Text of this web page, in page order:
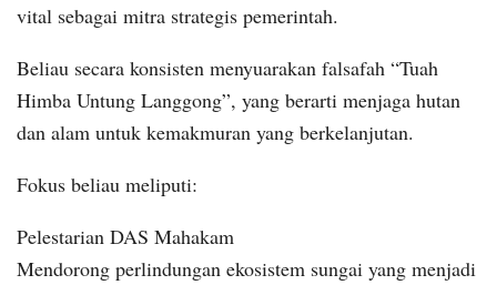
vital sebagai mitra strategis pemerintah.
Beliau secara konsisten menyuarakan falsafah “Tuah
Himba Untung Langgong”, yang berarti menjaga hutan
dan alam untuk kemakmuran yang berkelanjutan.
Fokus beliau meliputi:
Pelestarian DAS Mahakam
Mendorong perlindungan ekosistem sungai yang menjadi